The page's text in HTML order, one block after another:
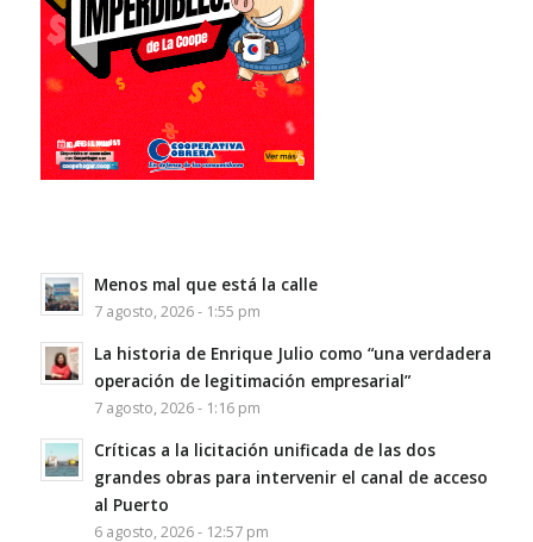
Menos mal que está la calle
7 agosto, 2026 - 1:55 pm
La historia de Enrique Julio como “una verdadera
operación de legitimación empresarial”
7 agosto, 2026 - 1:16 pm
Críticas a la licitación unificada de las dos
grandes obras para intervenir el canal de acceso
al Puerto
6 agosto, 2026 - 12:57 pm